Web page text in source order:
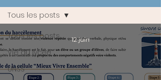
Tous les posts
Vie du lycée
UNSS
Tous les posts
12 juin